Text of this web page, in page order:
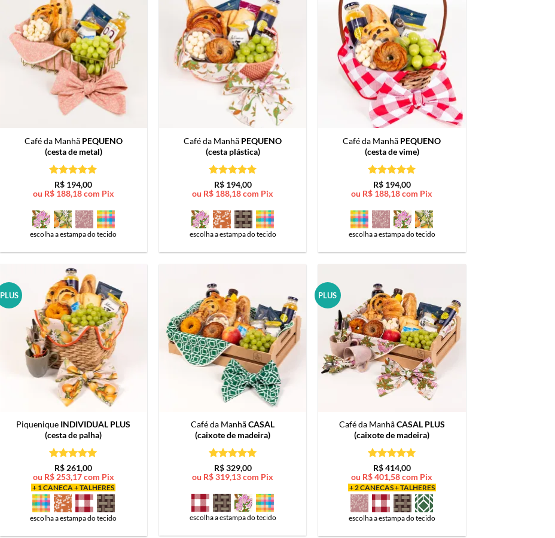
Café da Manhã PEQUENO
(cesta de metal)
Avaliação5
de 5
R$ 194,00
ou R$188,18com Pix
escolha a estampa do tecido
Café da Manhã PEQUENO
(cesta plástica)
Avaliação5
de 5
R$194,00
ou R$ 188,18com Pix
escolha a estampa do tecido
Café da Manhã PEQUENO
(cesta de vime)
Avaliação5
de 5
R$194,00
ou R$ 188,18com Pix
escolha a estampa do tecido
PLUS
Piquenique INDIVIDUAL PLUS
(cesta de palha)
Avaliação5
de 5
R$ 261,00
ou R$253,17com Pix
+ 1 CANECA + TALHERES
escolha a estampa do tecido
Café da ManhãCASAL
(caixote de madeira)
Avaliação5
de 5
R$329,00
ou R$319,13com Pix
escolha a estampa do tecido
PLUS
Café da ManhãCASAL PLUS
(caixote de madeira)
Avaliação5
de 5
R$414,00
ou R$401,58com Pix
+ 2 CANECAS + TALHERES
escolha a estampa do tecido